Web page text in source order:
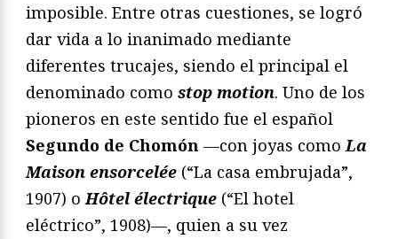
imposible. Entre otras cuestiones, se logró
dar vida a lo inanimado mediante
diferentes trucajes, siendo el principal el
denominado como stop motion. Uno de los
pioneros en este sentido fue el español
Segundo de Chomón —con joyas como La
Maison ensorcelée (“La casa embrujada”,
1907) o Hôtel électrique (“El hotel
eléctrico”, 1908)—, quien a su vez